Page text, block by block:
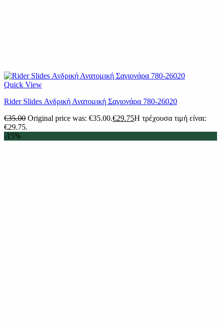
Quick View
Rider Slides Ανδρική Ανατομική Σαγιονάρα 780-26020
€35.00 Original price was: €35.00.€29.75Η τρέχουσα τιμή είναι:
€29.75.
-15%